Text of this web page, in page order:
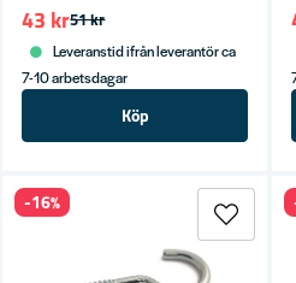
51 kr
43 kr
Leveranstid ifrån leverantör ca
7-10 arbetsdagar
Köp
-16%